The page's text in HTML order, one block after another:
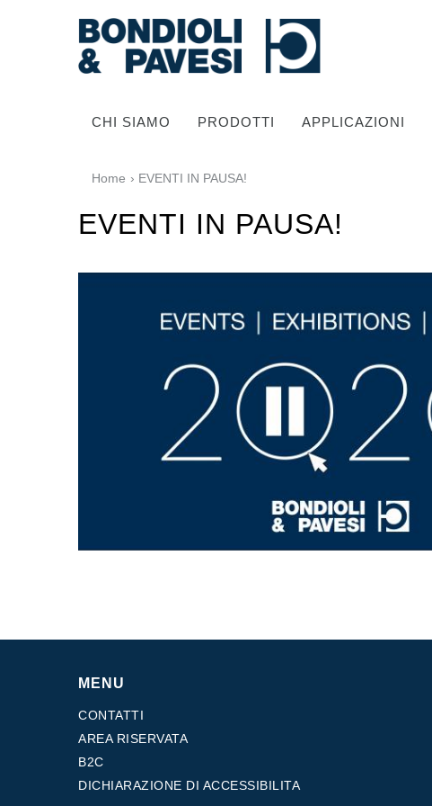
CHI SIAMO PRODOTTI APPLICAZIONI
Trasmissione di potenza
Alberi cardanici
Scatole ingranaggi Standard
Scatole ingranaggi prodotte per Bondioli & Pavesi
Scatole ingranaggi ad assi paralleli
Scatole ingranaggi Speciali
Frizioni multidisco a comando idraulico
Pompe e motori ad ingranaggi
Home › EVENTI IN PAUSA!
EVENTI IN PAUSA!
MENU
CONTATTI
AREA RISERVATA
B2C
DICHIARAZIONE DI ACCESSIBILITA